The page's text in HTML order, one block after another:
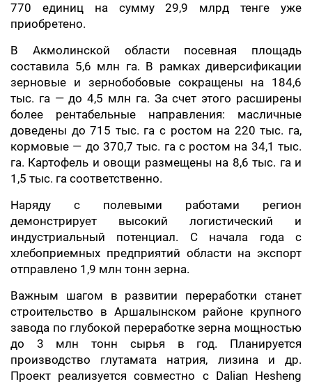
770 единиц на сумму 29,9 млрд тенге уже
приобретено.
В Акмолинской области посевная площадь
составила 5,6 млн га. В рамках диверсификации
зерновые и зернобобовые сокращены на 184,6
тыс. га — до 4,5 млн га. За счет этого расширены
более рентабельные направления: масличные
доведены до 715 тыс. га с ростом на 220 тыс. га,
кормовые — до 370,7 тыс. га с ростом на 34,1 тыс.
га. Картофель и овощи размещены на 8,6 тыс. га и
1,5 тыс. га соответственно.
Наряду с полевыми работами регион
демонстрирует высокий логистический и
индустриальный потенциал. С начала года с
хлебоприемных предприятий области на экспорт
отправлено 1,9 млн тонн зерна.
Важным шагом в развитии переработки станет
строительство в Аршалынском районе крупного
завода по глубокой переработке зерна мощностью
до 3 млн тонн сырья в год. Планируется
производство глутамата натрия, лизина и др.
Проект реализуется совместно с Dalian Hesheng